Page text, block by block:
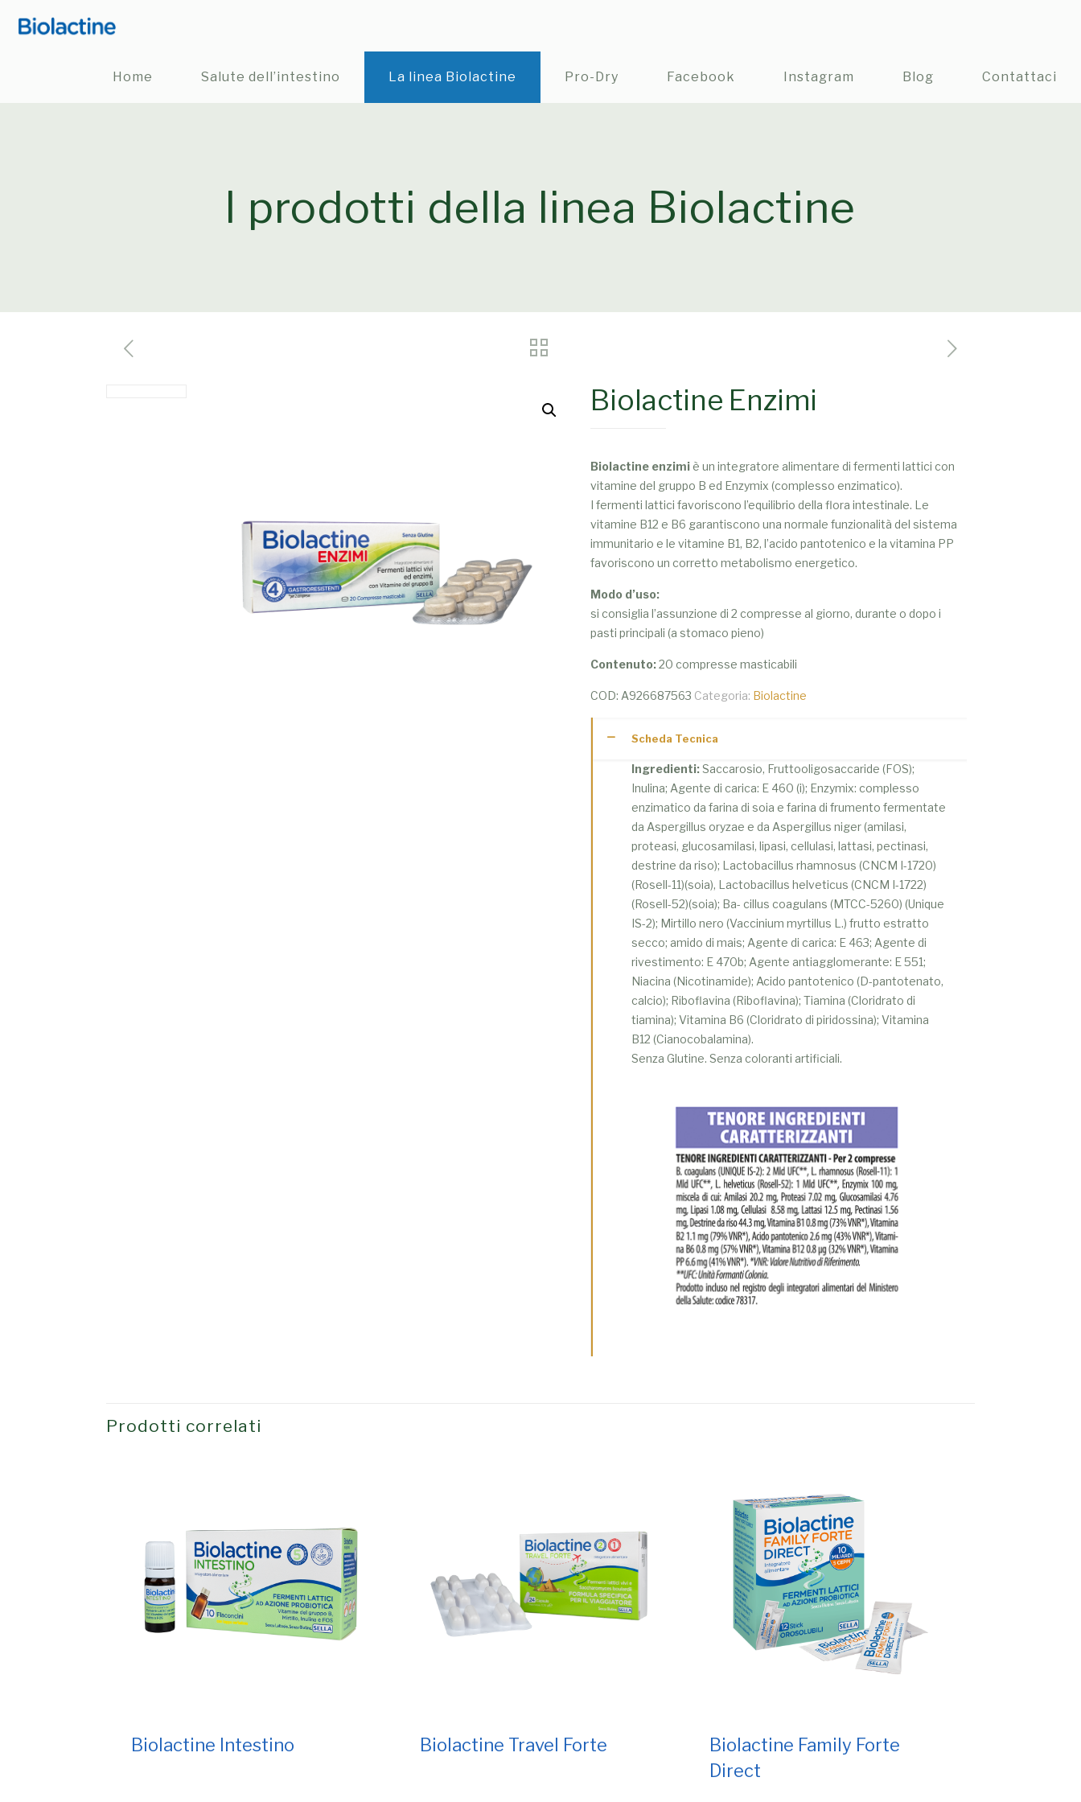
Home Salute dell’intestino La linea Biolactine Pro-Dry Facebook Instagram Blog Contattaci
I prodotti della linea Biolactine
Biolactine Enzimi
Biolactine enzimi è un integratore alimentare di fermenti lattici con
vitamine del gruppo B ed Enzymix (complesso enzimatico).
I fermenti lattici favoriscono l’equilibrio della flora intestinale. Le
vitamine B12 e B6 garantiscono una normale funzionalità del sistema
immunitario e le vitamine B1, B2, l’acido pantotenico e la vitamina PP
favoriscono un corretto metabolismo energetico.
Modo d’uso:
si consiglia l’assunzione di 2 compresse al giorno, durante o dopo i
pasti principali (a stomaco pieno)
Contenuto:20 compresse masticabili
COD: A926687563 Categoria: Biolactine
Scheda Tecnica
Ingredienti:Saccarosio, Fruttooligosaccaride (FOS);
Inulina; Agente di carica: E 460 (i); Enzymix: complesso
enzimatico da farina di soia e farina di frumento fermentate
da Aspergillus oryzae e da Aspergillus niger (amilasi,
proteasi, glucosamilasi, lipasi, cellulasi, lattasi, pectinasi,
destrine da riso); Lactobacillus rhamnosus (CNCM I-1720)
(Rosell-11)(soia), Lactobacillus helveticus (CNCM I-1722)
(Rosell-52)(soia); Ba- cillus coagulans (MTCC-5260) (Unique
IS-2); Mirtillo nero (Vaccinium myrtillus L.) frutto estratto
secco; amido di mais; Agente di carica: E 463; Agente di
rivestimento: E 470b; Agente antiagglomerante: E 551;
Niacina (Nicotinamide); Acido pantotenico (D-pantotenato,
calcio); Riboflavina (Riboflavina); Tiamina (Cloridrato di
tiamina); Vitamina B6 (Cloridrato di piridossina); Vitamina
B12 (Cianocobalamina).
Senza Glutine. Senza coloranti artificiali.
Prodotti correlati
Biolactine Intestino Biolactine Travel Forte
Biolactine Family Forte
Direct